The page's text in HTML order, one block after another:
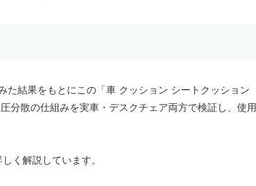
た結果をもとにこの「車 クッション シートクッション
分散の仕組みを実車・デスクチェア両方で検証し、使用
く解説しています。